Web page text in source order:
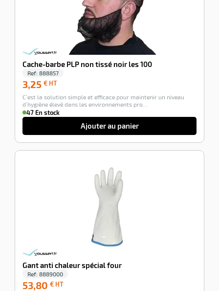
Cache-barbe PLP non tissé noir les 100
Ref: 888857
3,25 € HT
HT
C’est la solution simple et efficace pour maintenir un niveau
d’hygiène élevé dans les environnements pro…
47 En stock
Ajouter au panier
Gant anti chaleur spécial four
Ref: 8889000
53,80 € HT